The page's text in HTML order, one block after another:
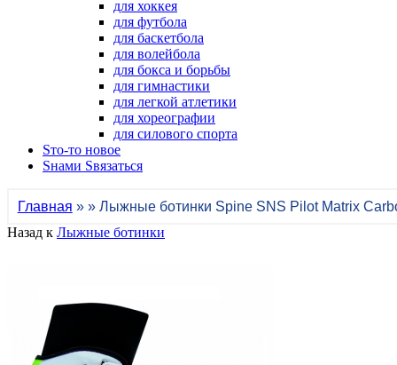
для хоккея
для футбола
для баскетбола
для волейбола
для бокса и борьбы
для гимнастики
для легкой атлетики
для хореографии
для силового спорта
Sто-то новое
Sнами Sвязаться
Главная » » Лыжные ботинки Spine SNS Pilot Matrix
Назад к Лыжные ботинки